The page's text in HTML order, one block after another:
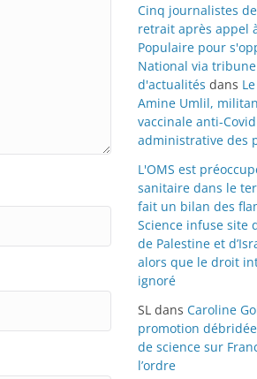
Cinq journalistes
retrait après appel
Populaire pour
National via
d'actualités dans
Amine Umlil,
vaccinale anti-
administrative des
L'OMS est
sanitaire dans le
fait un bilan des
Science infuse site
de Palestine et
alors que le droit
ignoré
SL dans Caroline
promotion
de science sur
l’ordre